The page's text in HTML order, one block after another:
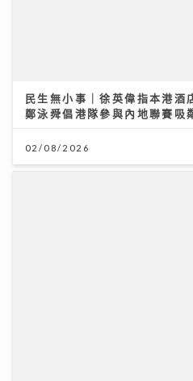
民生無小事｜徐英偉指本港酒
鄭泳舜倡港隊參與內地聯賽吸
02/08/2026